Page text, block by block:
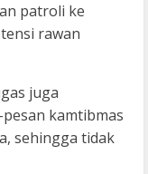
patroli ke
rawan
juga
kamtibmas
sehingga tidak